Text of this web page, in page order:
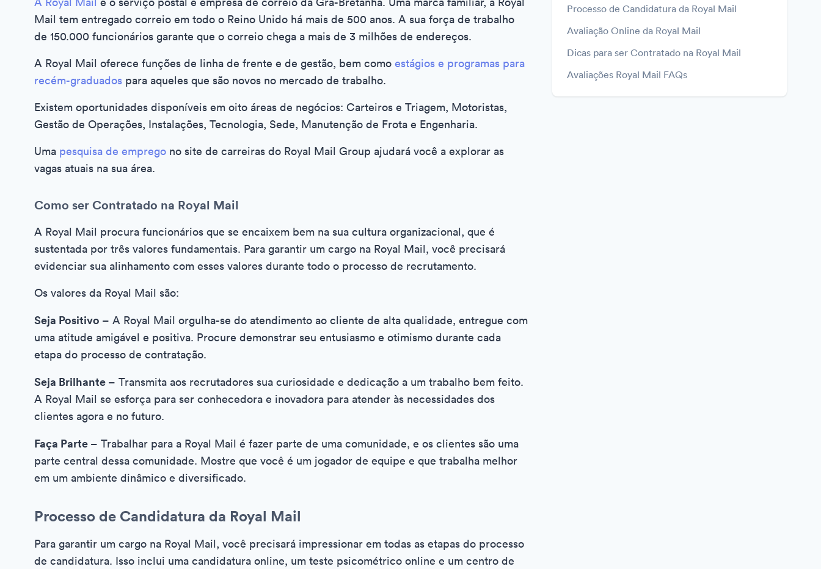
Mail tem entregado correio em todo o Reino Unido há mais de 500 anos. A sua força de trabalho
de 150.000 funcionários garante que o correio chega a mais de 3 milhões de endereços.
A Royal Mail oferece funções de linha de frente e de gestão, bem como estágios e programas para
recém-graduados para aqueles que são novos no mercado de trabalho.
Existem oportunidades disponíveis em oito áreas de negócios: Carteiros e Triagem, Motoristas,
Gestão de Operações, Instalações, Tecnologia, Sede, Manutenção de Frota e Engenharia.
Uma pesquisa de emprego no site de carreiras do Royal Mail Group ajudará você a explorar as
vagas atuais na sua área.
Como ser Contratado na Royal Mail
A Royal Mail procura funcionários que se encaixem bem na sua cultura organizacional, que é
sustentada por três valores fundamentais. Para garantir um cargo na Royal Mail, você precisará
evidenciar sua alinhamento com esses valores durante todo o processo de recrutamento.
Os valores da Royal Mail são:
Seja Positivo – A Royal Mail orgulha-se do atendimento ao cliente de alta qualidade, entregue com
uma atitude amigável e positiva. Procure demonstrar seu entusiasmo e otimismo durante cada
etapa do processo de contratação.
Seja Brilhante – Transmita aos recrutadores sua curiosidade e dedicação a um trabalho bem feito.
A Royal Mail se esforça para ser conhecedora e inovadora para atender às necessidades dos
clientes agora e no futuro.
Faça Parte – Trabalhar para a Royal Mail é fazer parte de uma comunidade, e os clientes são uma
parte central dessa comunidade. Mostre que você é um jogador de equipe e que trabalha melhor
em um ambiente dinâmico e diversificado.
Processo de Candidatura da Royal Mail
Para garantir um cargo na Royal Mail, você precisará impressionar em todas as etapas do processo
de candidatura. Isso inclui uma candidatura online, um teste psicométrico online e um centro de
Processo de Candidatura da Royal Mail
Avaliação Online da Royal Mail
Dicas para ser Contratado na Royal Mail
Avaliações Royal Mail FAQs